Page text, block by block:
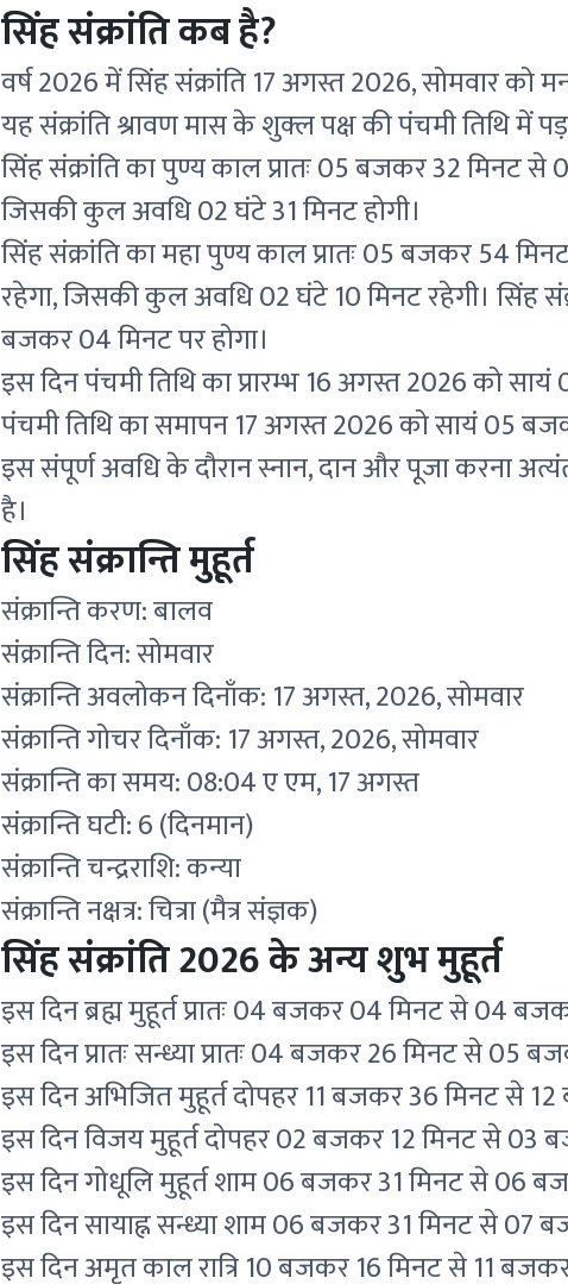
सिंह संक्रांति कब है?
वर्ष 2026 में सिंह संक्रांति 17 अगस्त 2026, सोमवार को
यह संक्रांति श्रावण मास के शुक्ल पक्ष की पंचमी तिथि में पड़
सिंह संक्रांति का पुण्य काल प्रातः 05 बजकर 32 मिनट
जिसकी कुल अवधि 02 घंटे 31 मिनट होगी।
सिंह संक्रांति का महा पुण्य काल प्रातः 05 बजकर 54
रहेगा, जिसकी कुल अवधि 02 घंटे 10 मिनट रहेगी। सिंह
बजकर 04 मिनट पर होगा।
इस दिन पंचमी तिथि का प्रारम्भ 16 अगस्त 2026 को
पंचमी तिथि का समापन 17 अगस्त 2026 को सायं 05
इस संपूर्ण अवधि के दौरान स्नान, दान और पूजा करना
है।
सिंह संक्रान्ति मुहूर्त
संक्रान्ति करण: बालव
संक्रान्ति दिन: सोमवार
संक्रान्ति अवलोकन दिनाँक: 17 अगस्त, 2026, सोमवार
संक्रान्ति गोचर दिनाँक: 17 अगस्त, 2026, सोमवार
संक्रान्ति का समय: 08:04 ए एम, 17 अगस्त
संक्रान्ति घटी: 6 (दिनमान)
संक्रान्ति चन्द्रराशि: कन्या
संक्रान्ति नक्षत्र: चित्रा (मैत्र संज्ञक)
सिंह संक्रांति 2026 के अन्य शुभ मुहूर्त
इस दिन ब्रह्म मुहूर्त प्रातः 04 बजकर 04 मिनट से 04
इस दिन प्रातः सन्ध्या प्रातः 04 बजकर 26 मिनट से 05
इस दिन अभिजित मुहूर्त दोपहर 11 बजकर 36 मिनट से
इस दिन विजय मुहूर्त दोपहर 02 बजकर 12 मिनट से 03
इस दिन गोधूलि मुहूर्त शाम 06 बजकर 31 मिनट से 06
इस दिन सायाह्न सन्ध्या शाम 06 बजकर 31 मिनट से 07
इस दिन अमृत काल रात्रि 10 बजकर 16 मिनट से 11